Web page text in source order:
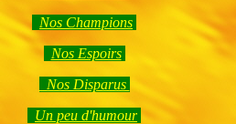
Nos Champions
Nos Espoirs
Nos Disparus
Un peu d'humour